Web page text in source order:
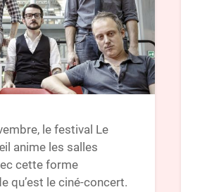
le festival Le
anime les salles
cette forme
qu’est le ciné-concert.